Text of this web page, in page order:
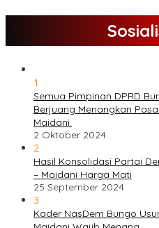
1
Semua Pimpinan DPRD
Berjuang Menangkan
Maidani.
2 Oktober 2024
2
Hasil Konsolidasi Partai
– Maidani Harga Mati
25 September 2024
3
Kader NasDem Bungo